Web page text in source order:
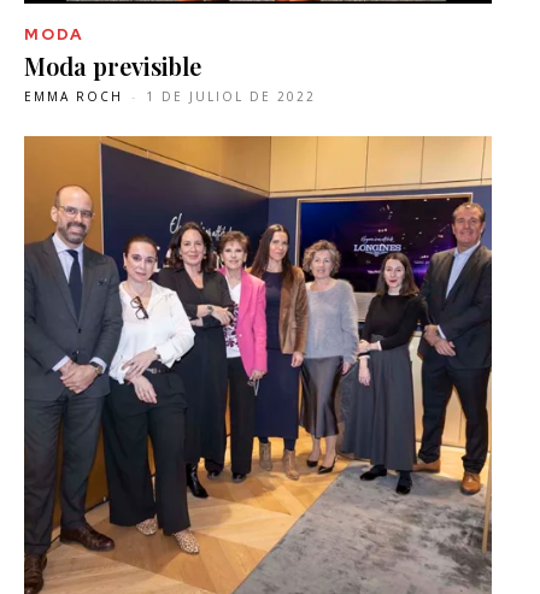
MODA
Moda previsible
EMMA ROCH - 1 DE JULIOL DE 2022